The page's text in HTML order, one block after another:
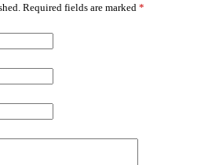
Required fields are marked *